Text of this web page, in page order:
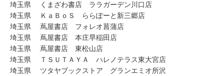
埼玉県 くまざわ書店 ララガーデン川口店
埼玉県 ＫａＢｏＳ ららぽーと新三郷店
埼玉県 蔦屋書店 フォレオ菖蒲店
埼玉県 蔦屋書店 本庄早稲田店
埼玉県 蔦屋書店 東松山店
埼玉県 ＴＳＵＴＡＹＡ ハレノテラス東大宮店
埼玉県 ツタヤブックストア グランエミオ所沢